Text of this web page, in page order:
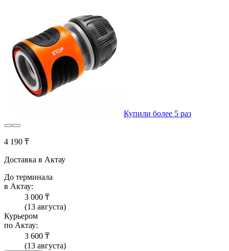
Купили более 5 раз
4 190 ₸
Доставка в Актау
До терминала
в Актау:
3 000 ₸
(13 августа)
Курьером
по Актау:
3 600 ₸
(13 августа)